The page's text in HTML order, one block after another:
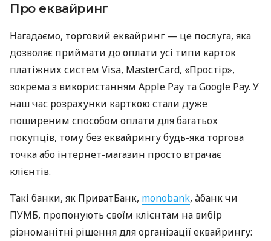
Про еквайринг
Нагадаємо, торговий еквайринг — це послуга, яка
дозволяє приймати до оплати усі типи карток
платіжних систем Visa, MasterCard, «Простір»,
зокрема з використанням Apple Pay та Google Pay. У
наш час розрахунки карткою стали дуже
поширеним способом оплати для багатьох
покупців, тому без еквайрингу будь-яка торгова
точка або інтернет-магазин просто втрачає
клієнтів.
Такі банки, як ПриватБанк, monobank, àбанк чи
ПУМБ, пропонують своїм клієнтам на вибір
різноманітні рішення для організації еквайрингу: